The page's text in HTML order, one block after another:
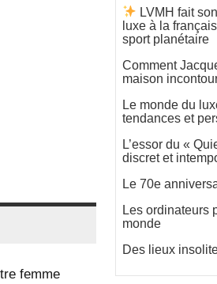
femme
LVMH fait
luxe à la
sport planétaire
Comment
maison
Le monde du
tendances et
L’essor du «
discret et
Le 70e
Les ordinateurs
monde
Des lieux